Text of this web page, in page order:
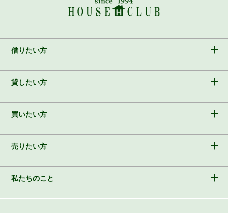
借りたい方
貸したい方
買いたい方
売りたい方
私たちのこと